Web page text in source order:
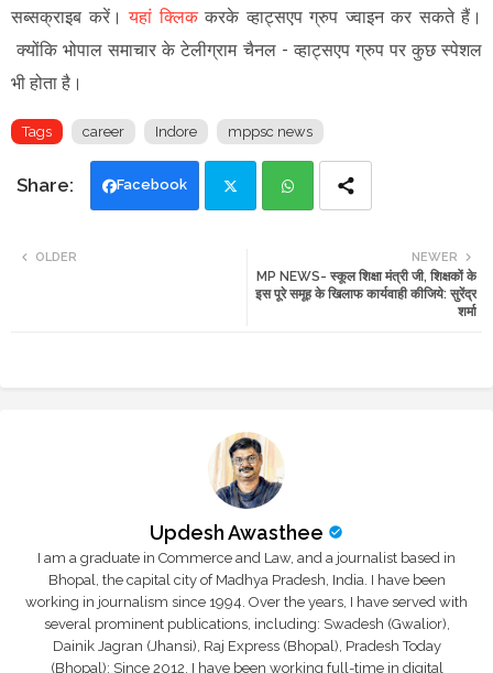
सब्सक्राइब करें।यहां क्लिककरके व्हाट्सएप ग्रुप ज्वाइन कर सकते हैं ।
क्योंकि भोपाल समाचार के टेलीग्राम चैनल - व्हाट्सएप ग्रुपपर कुछ स्पेशल
भी होता है।
Tags career Indore mppsc news
Facebook
ats
NEWER
MP NEWS- स्कूल शिक्षा मंत्री जी, शिक्षकों के
इस पूरे समूह के खिलाफ कार्यवाही कीजिये: सुरेंद्र
शर्मा
OLDER
Updesh Awasthee
I am a graduate in Commerce and Law, and a journalist based in
Bhopal, the capital city of Madhya Pradesh, India. I have been
working in journalism since 1994. Over the years, I have served with
several prominent publications, including: Swadesh (Gwalior),
Dainik Jagran (Jhansi), Raj Express (Bhopal), Pradesh Today
(Bhopal); Since 2012, I have been working full-time in digital